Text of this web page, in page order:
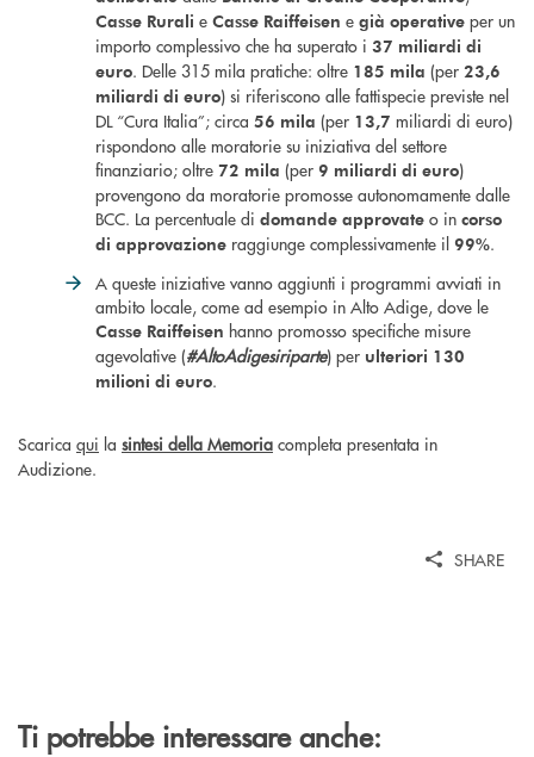
Casse Rurali e Casse Raiffeisen e già operative per un
importo complessivo che ha superato i 37 miliardi di
euro. Delle 315 mila pratiche: oltre 185 mila (per 23,6
miliardi di euro) si riferiscono alle fattispecie previste nel
DL “Cura Italia”; circa 56 mila (per 13,7 miliardi di euro)
rispondono alle moratorie su iniziativa del settore
finanziario; oltre 72 mila (per 9 miliardi di euro)
provengono da moratorie promosse autonomamente dalle
BCC. La percentuale di domande approvate o in corso
di approvazione raggiunge complessivamente il 99%.
A queste iniziative vanno aggiunti i programmi avviati in
ambito locale, come ad esempio in Alto Adige, dove le
Casse Raiffeisen hanno promosso specifiche misure
agevolative (#AltoAdigesiriparte) per ulteriori 130
milioni di euro.
Scarica qui la sintesi della Memoria completa presentata in
Audizione.
SHARE
Ti potrebbe interessare anche: